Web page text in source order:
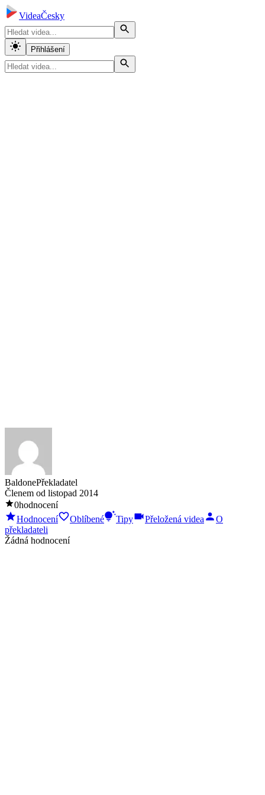
VideaČesky
Přihlášení
BaldonePřekladatel
Členem od listopad 2014
0hodnocení
Hodnocení
Oblíbené Tipy Přeložená videa
O
překladateli
Žádná hodnocení